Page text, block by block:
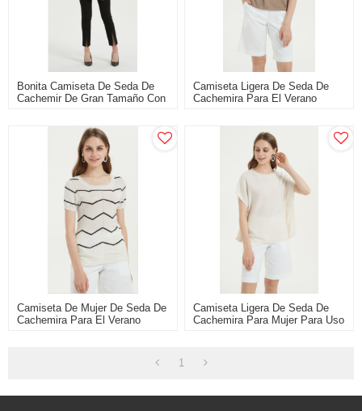
Bonita Camiseta De Seda De
Cachemir De Gran Tamaño Con
Camiseta Ligera De Seda De
Cachemira Para El Verano
Camiseta De Mujer De Seda De
Cachemira Para El Verano
Camiseta Ligera De Seda De
Cachemira Para Mujer Para Uso
1